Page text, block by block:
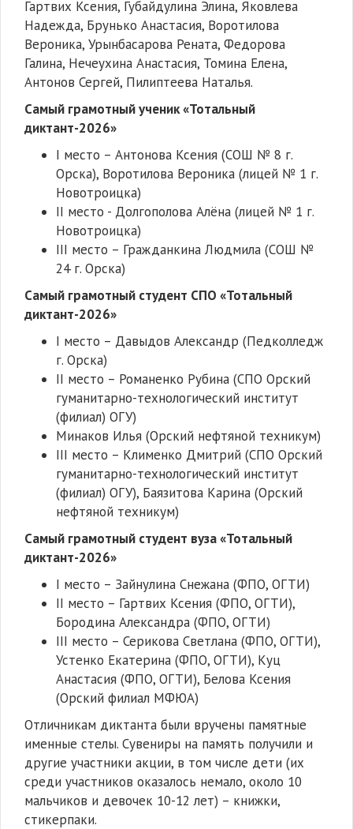
Гартвих Ксения, Губайдулина Элина, Яковлева
Надежда, Брунько Анастасия, Воротилова
Вероника, Урынбасарова Рената, Федорова
Галина, Нечеухина Анастасия, Томина Елена,
Антонов Сергей, Пилиптеева Наталья.
Самый грамотный ученик «Тотальный
диктант-2026»
I место – Антонова Ксения (СОШ № 8 г.
Орска), Воротилова Вероника (лицей № 1 г.
Новотроицка)
II место - Долгополова Алёна (лицей № 1 г.
Новотроицка)
III место – Гражданкина Людмила (СОШ №
24 г. Орска)
Самый грамотный студент СПО «Тотальный
диктант-2026»
I место – Давыдов Александр (Педколледж
г. Орска)
II место – Романенко Рубина (СПО Орский
гуманитарно-технологический институт
(филиал) ОГУ)
Минаков Илья (Орский нефтяной техникум)
III место – Клименко Дмитрий (СПО Орский
гуманитарно-технологический институт
(филиал) ОГУ), Баязитова Карина (Орский
нефтяной техникум)
Самый грамотный студент вуза «Тотальный
диктант-2026»
I место – Зайнулина Снежана (ФПО, ОГТИ)
II место – Гартвих Ксения (ФПО, ОГТИ),
Бородина Александра (ФПО, ОГТИ)
III место – Серикова Светлана (ФПО, ОГТИ),
Устенко Екатерина (ФПО, ОГТИ), Куц
Анастасия (ФПО, ОГТИ), Белова Ксения
(Орский филиал МФЮА)
Отличникам диктанта были вручены памятные
именные стелы. Сувениры на память получили и
другие участники акции, в том числе дети (их
среди участников оказалось немало, около 10
мальчиков и девочек 10-12 лет) – книжки,
стикерпаки.